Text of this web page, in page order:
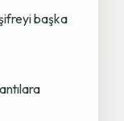
başka